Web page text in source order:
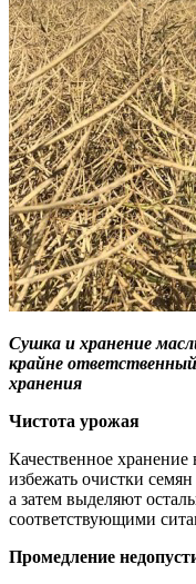
Сушка и хранение
крайне
хранения
Чистота урожая
Качественное
избежать очистки
а затем выделяют
соответствующими
Промедление